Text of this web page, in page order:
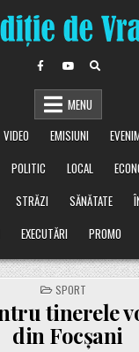
MENU
VIDEO EMISIUNI
POLITIC LOCAL
STRĂZI SĂNĂTATE
EXECUTĂRI PROMO
POSTED
IN
SPORT
tinerele
din Focșani